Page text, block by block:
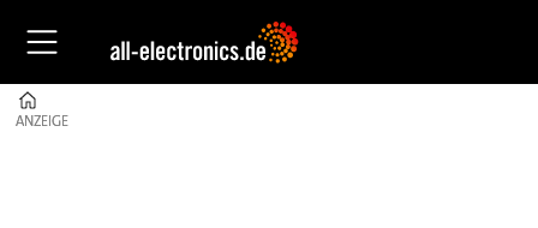
ANZEIGE
ANZEIGE